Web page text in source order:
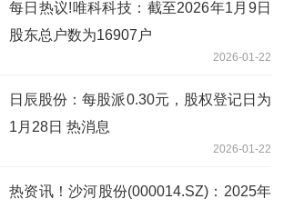
每日热议!唯科科技：截至2026年1月9日
股东总户数为16907户
2026-01-22
日辰股份：每股派0.30元，股权登记日为
1月28日 热消息
2026-01-22
热资讯！沙河股份(000014.SZ)：2025年